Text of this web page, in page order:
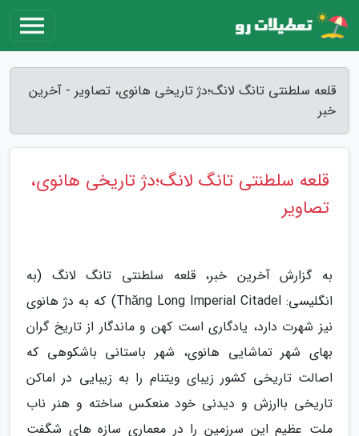
قلعه سلطنتی تانگ لانگ؛دژ تاریخی هانوی، تصاویر - آخرین
خبر
قلعه سلطنتی تانگ لانگ؛دژ تاریخی هانوی،
تصاویر
به گزارش آخرین خبر، قلعه سلطنتی تانگ لانگ (به
انگلیسی: Thăng Long Imperial Citadel) که به دژ هانوی
نیز شهرت دارد، یادگاری است کهن و ماندگار از تاریخ گران
بهای شهر تماشایی هانوی، شهر باستانی باشکوهی که
اصالت تاریخی کشور زیبای ویتنام را به زیبایی در اماکن
تاریخی باارزش و دیدنی خود منعکس ساخته و هنر ناب
ملت عظیم این سرزمین را در معماری سازه های شگفت